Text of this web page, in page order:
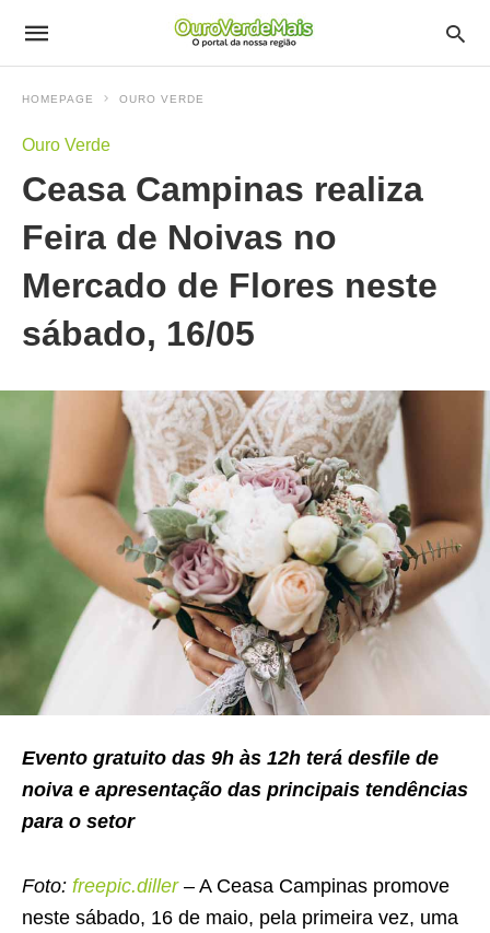
HOMEPAGE OURO VERDE
Ouro Verde
Ceasa Campinas realiza
Feira de Noivas no
Mercado de Flores neste
sábado, 16/05
Evento gratuito das 9h às 12h terá desfile de
noiva e apresentação das principais tendências
para o setor
Foto: freepic.diller – A Ceasa Campinas promove
neste sábado, 16 de maio, pela primeira vez, uma